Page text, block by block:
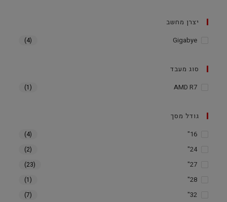
יצרן מחשב
Gigabye
(4)
סוג מעבד
AMD R7
(1)
גודל מסך
16"
(4)
24"
(2)
27"
(23)
28"
(1)
32"
(7)